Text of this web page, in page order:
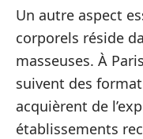
Un autre aspect
corporels réside
masseuses. À
suivent des
acquièrent de
établissements